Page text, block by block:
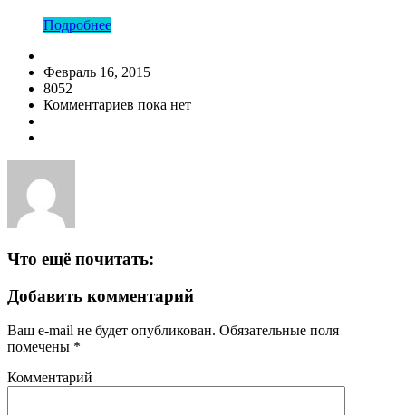
Подробнее
Февраль 16, 2015
8052
Комментариев пока нет
Что ещё почитать:
Добавить комментарий
Ваш e-mail не будет опубликован. Обязательные поля
помечены *
Комментарий